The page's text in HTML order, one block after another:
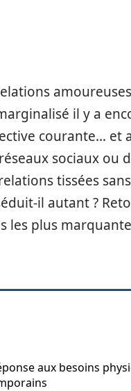
il y a
courante… et
sociaux ou
tissées
il autant ?
plus
aux besoins